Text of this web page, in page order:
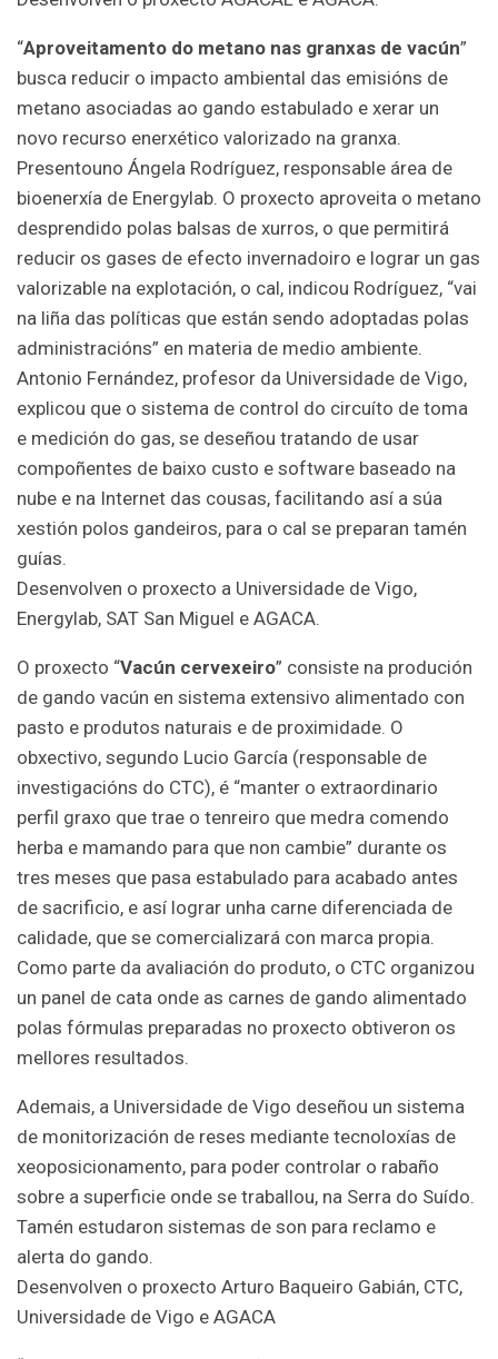
“Aproveitamento do metano nas granxas de vacún”
busca reducir o impacto ambiental das emisións de
metano asociadas ao gando estabulado e xerar un
novo recurso enerxético valorizado na granxa.
Presentouno Ángela Rodríguez, responsable área de
bioenerxía de Energylab. O proxecto aproveita o metano
desprendido polas balsas de xurros, o que permitirá
reducir os gases de efecto invernadoiro e lograr un gas
valorizable na explotación, o cal, indicou Rodríguez, “vai
na liña das políticas que están sendo adoptadas polas
administracións” en materia de medio ambiente.
Antonio Fernández, profesor da Universidade de Vigo,
explicou que o sistema de control do circuíto de toma
e medición do gas, se deseñou tratando de usar
compoñentes de baixo custo e software baseado na
nube e na Internet das cousas, facilitando así a súa
xestión polos gandeiros, para o cal se preparan tamén
guías.
Desenvolven o proxecto a Universidade de Vigo,
Energylab, SAT San Miguel e AGACA.
O proxecto “Vacún cervexeiro” consiste na produción
de gando vacún en sistema extensivo alimentado con
pasto e produtos naturais e de proximidade. O
obxectivo, segundo Lucio García (responsable de
investigacións do CTC), é “manter o extraordinario
perfil graxo que trae o tenreiro que medra comendo
herba e mamando para que non cambie” durante os
tres meses que pasa estabulado para acabado antes
de sacrificio, e así lograr unha carne diferenciada de
calidade, que se comercializará con marca propia.
Como parte da avaliación do produto, o CTC organizou
un panel de cata onde as carnes de gando alimentado
polas fórmulas preparadas no proxecto obtiveron os
mellores resultados.
Ademais, a Universidade de Vigo deseñou un sistema
de monitorización de reses mediante tecnoloxías de
xeoposicionamento, para poder controlar o rabaño
sobre a superficie onde se traballou, na Serra do Suído.
Tamén estudaron sistemas de son para reclamo e
alerta do gando.
Desenvolven o proxecto Arturo Baqueiro Gabián, CTC,
Universidade de Vigo e AGACA